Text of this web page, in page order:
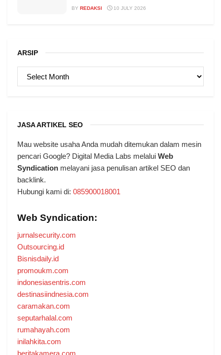
BY REDAKSI 10 JULY 2026
ARSIP
JASA ARTIKEL SEO
Mau website usaha Anda mudah ditemukan dalam mesin
pencari Google? Digital Media Labs melalui Web
Syndication melayani jasa penulisan artikel SEO dan
backlink.
Hubungi kami di: 085900018001
Web Syndication:
jurnalsecurity.com
Outsourcing.id
Bisnisdaily.id
promoukm.com
indonesiasentris.com
destinasiindnesia.com
caramakan.com
seputarhalal.com
rumahayah.com
inilahkita.com
beritakamera.com